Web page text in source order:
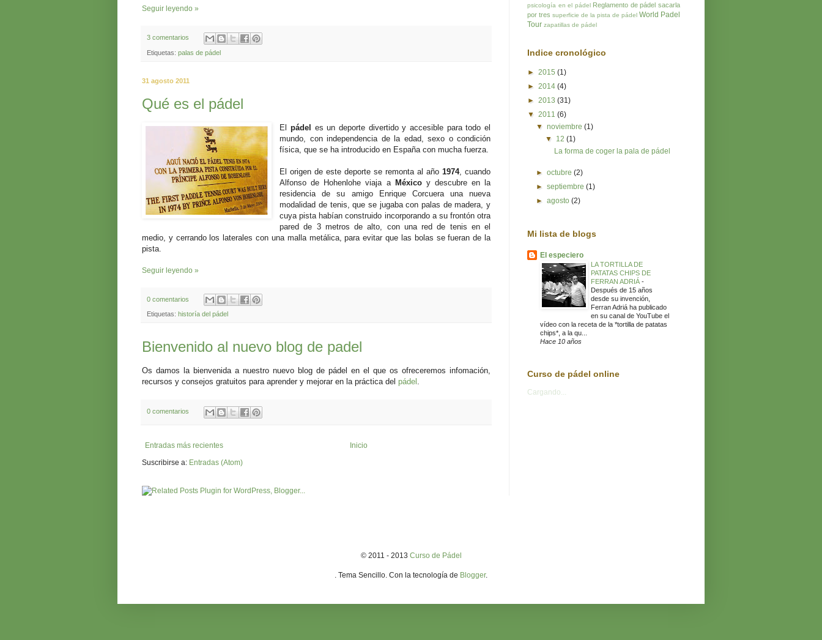
Seguir leyendo »
3 comentarios
Etiquetas: palas de pádel
31 agosto 2011
Qué es el pádel
El pádel es un deporte divertido y accesible para todo el
mundo, con independencia de la edad, sexo o condición
física, que se ha introducido en España con mucha fuerza.
El origen de este deporte se remonta al año 1974, cuando
Alfonso de Hohenlohe viaja a México y descubre en la
residencia de su amigo Enrique Corcuera una nueva
modalidad de tenis, que se jugaba con palas de madera, y
cuya pista habían construido incorporando a su frontón otra
pared de 3 metros de alto, con una red de tenis en el
medio, y cerrando los laterales con una malla metálica, para evitar que las bolas se fueran de la
pista.
Seguir leyendo »
0 comentarios
Etiquetas: historía del pádel
Bienvenido al nuevo blog de padel
Os damos la bienvenida a nuestro nuevo blog de pádel en el que os ofreceremos infomación,
recursos y consejos gratuitos para aprender y mejorar en la práctica del pádel .
0 comentarios
Entradas más recientes
Inicio
Suscribirse a: Entradas (Atom)
psicología en el pádel Reglamento de pádel sacarla
por tres superficie de la pista de pádel World Padel
Tour zapatillas de pádel
Indice cronológico
► 2015 (1)
► 2014 (4)
► 2013 (31)
▼ 2011 (6)
▼noviembre(1)
▼ 12 (1)
La forma de coger la pala de pádel
►octubre(2)
►septiembre(1)
►agosto(2)
Mi lista de blogs
El especiero
LA TORTILLA DE
PATATAS CHIPS DE
FERRAN ADRIÁ -
Después de 15 años
desde su invención,
Ferran Adriá ha publicado
en su canal de YouTube el
vídeo con la receta de la *tortilla de patatas
chips*, a la qu...
Hace 10 años
Curso de pádel online
Cargando...
© 2011 - 2013 Curso de Pádel
. Tema Sencillo. Con la tecnología de Blogger.